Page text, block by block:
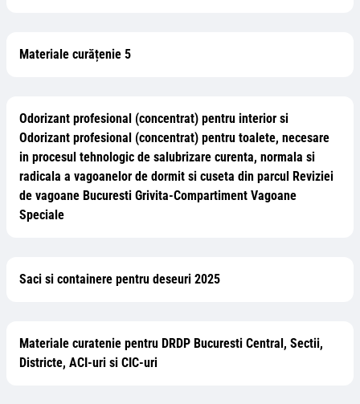
Materiale curățenie 5
Odorizant profesional (concentrat) pentru interior si
Odorizant profesional (concentrat) pentru toalete, necesare
in procesul tehnologic de salubrizare curenta, normala si
radicala a vagoanelor de dormit si cuseta din parcul Reviziei
de vagoane Bucuresti Grivita-Compartiment Vagoane
Speciale
Saci si containere pentru deseuri 2025
Materiale curatenie pentru DRDP Bucuresti Central, Sectii,
Districte, ACI-uri si CIC-uri